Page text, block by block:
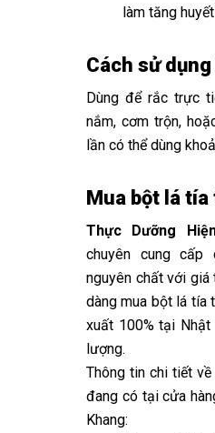
làm tăng
Cách sử
Dùng để rắc trực
nắm, cơm trộn,
lần có thể dùng
Mua bột lá
Thực Dưỡng
chuyên cung
nguyên chất với giá
dàng mua bột lá tía
xuất 100% tại
lượng.
Thông tin chi tiết
đang có tại cửa
Khang: